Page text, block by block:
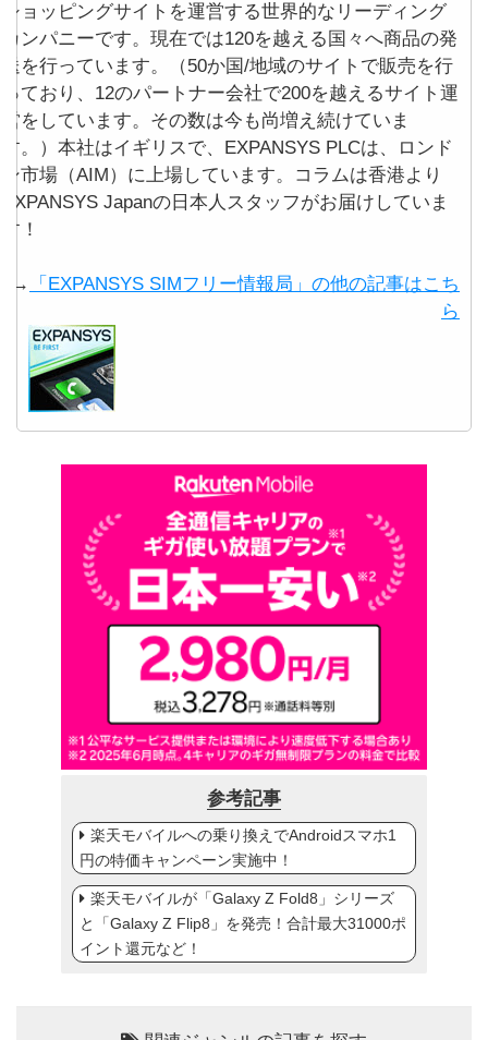
ショッピングサイトを運営する世界的なリーディング
カンパニーです。現在では120を越える国々へ商品の発
送を行っています。（50か国/地域のサイトで販売を行
っており、12のパートナー会社で200を越えるサイト運
営をしています。その数は今も尚増え続けていま
す。）本社はイギリスで、EXPANSYS PLCは、ロンド
ン市場（AIM）に上場しています。コラムは香港より
EXPANSYS Japanの日本人スタッフがお届けしていま
す！
→
「EXPANSYS SIMフリー情報局」の他の記事はこち
ら
参考記事
楽天モバイルへの乗り換えでAndroidスマホ1
円の特価キャンペーン実施中！
楽天モバイルが「Galaxy Z Fold8」シリーズ
と「Galaxy Z Flip8」を発売！合計最大31000ポ
イント還元など！